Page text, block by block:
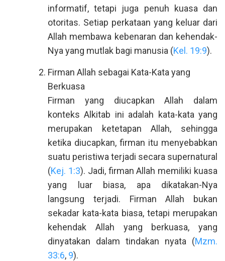
informatif, tetapi juga penuh kuasa dan
otoritas. Setiap perkataan yang keluar dari
Allah membawa kebenaran dan kehendak-
Nya yang mutlak bagi manusia (Kel. 19:9).
Firman Allah sebagai Kata-Kata yang
Berkuasa
Firman yang diucapkan Allah dalam
konteks Alkitab ini adalah kata-kata yang
merupakan ketetapan Allah, sehingga
ketika diucapkan, firman itu menyebabkan
suatu peristiwa terjadi secara supernatural
(Kej. 1:3). Jadi, firman Allah memiliki kuasa
yang luar biasa, apa dikatakan-Nya
langsung terjadi. Firman Allah bukan
sekadar kata-kata biasa, tetapi merupakan
kehendak Allah yang berkuasa, yang
dinyatakan dalam tindakan nyata (Mzm.
33:6, 9).